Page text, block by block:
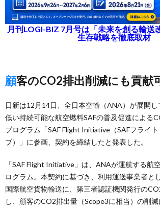
月刊LOGI-BIZ 7月号は「未来を創る輸送
生存戦略を徹底取材
顧客のCO2排出削減にも貢献
日新は12月14日、全日本空輸（ANA）が展開
低い持続可能な航空燃料SAFの普及促進による
プログラム「SAF Flight Initiative（SAFフライ
ブ）」に参画、契約を締結したと発表した。
「SAF Flight Initiative」は、ANAが運航する航
ログラム。本契約に基づき、利用運送事業者と
国際航空貨物輸送に、第三者認証機関発行の
し、顧客のCO2排出量（Scope3に相当）の削減